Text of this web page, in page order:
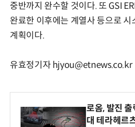
중반까지 완수할 것이다. 또 GSI
완료한 이후에는 계열사 등으로 시
계획이다.
유효정기자 hjyou@etnews.co.kr
로옴, 발진 출
대 테라헤르